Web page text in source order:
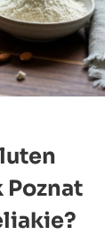
Poznat